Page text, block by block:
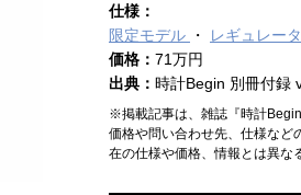
仕様：
限定モデル
レギュレー
価格： 71万円
出典： 時計Begin 別冊付録
※掲載記事は、雑誌『時計
価格や問い合わせ先、仕様など
在の仕様や価格、情報とは異な